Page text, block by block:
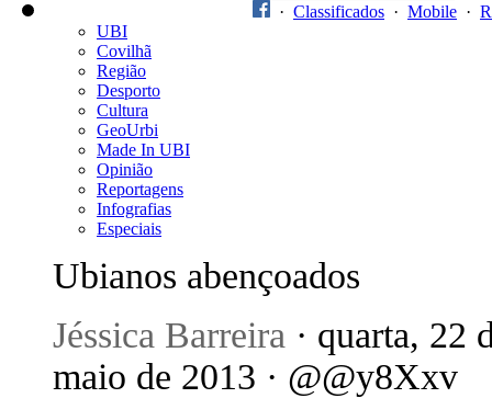
· Classificados · Mobile ·
UBI
Covilhã
Região
Desporto
Cultura
GeoUrbi
Made In UBI
Opinião
Reportagens
Infografias
Especiais
Ubianos abençoados
Jéssica Barreira · quarta, 22
maio de 2013 · @@y8Xxv